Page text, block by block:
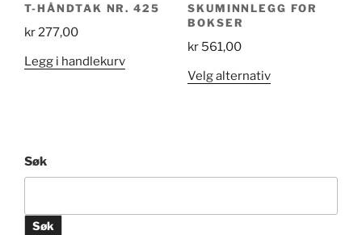
T-HÅNDTAK NR. 425
kr277,00
Legg i handlekurv
SKUMINNLEGG FOR
BOKSER
kr561,00
Velg alternativDette
Søk
Søk